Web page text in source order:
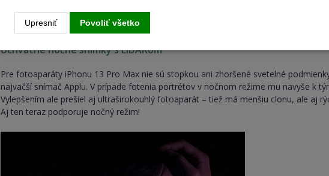
Úchvatné nočné snímky s LiDARom
Pre fotoaparáty iPhonu 13 Pro Max nie sú stopkou ani zhoršené svetelné
najväčší snímač Applu. V prípade fotenia portrétov v nočnom režime mu navyše k
Vylepšením ale prešiel aj ultraširokouhlý fotoaparát – tiež má menšiu clonu, ale aj
Aj ten teraz podporuje nočný režim!
Upresniť Povoliť všetko